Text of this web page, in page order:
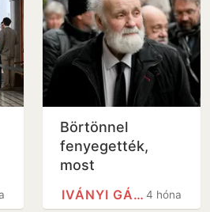
Börtönnel
fenyegették,
most
köztársasági
elnöknek
4 hónap
IVÁNYI GÁBOR